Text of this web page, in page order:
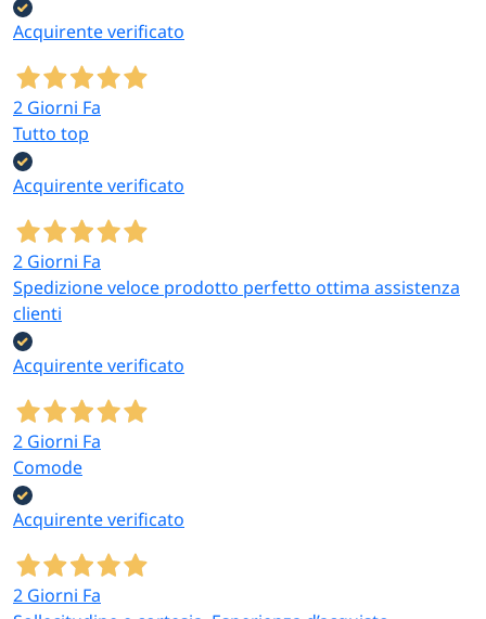
Acquirente verificato
2 Giorni Fa
Tutto top
Acquirente verificato
2 Giorni Fa
Spedizione veloce prodotto perfetto ottima assistenza
clienti
Acquirente verificato
2 Giorni Fa
Comode
Acquirente verificato
2 Giorni Fa